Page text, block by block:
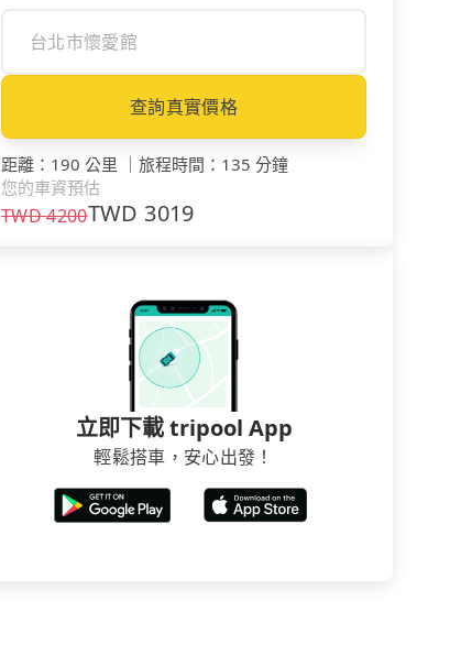
查詢真實價格
距離 ： 190 公里 ｜ 旅程時間 ： 135 分鐘
您的車資預估
TWD4200TWD 3019
立即下載 tripool App
輕鬆搭車，安心出發！